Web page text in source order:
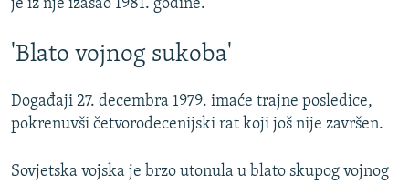
je iz nje izašao 1981. godine.
'Blato vojnog sukoba'
Događaji 27. decembra 1979. imaće trajne posledice,
pokrenuvši četvorodecenijski rat koji još nije završen.
Sovjetska vojska je brzo utonula u blato skupog vojnog